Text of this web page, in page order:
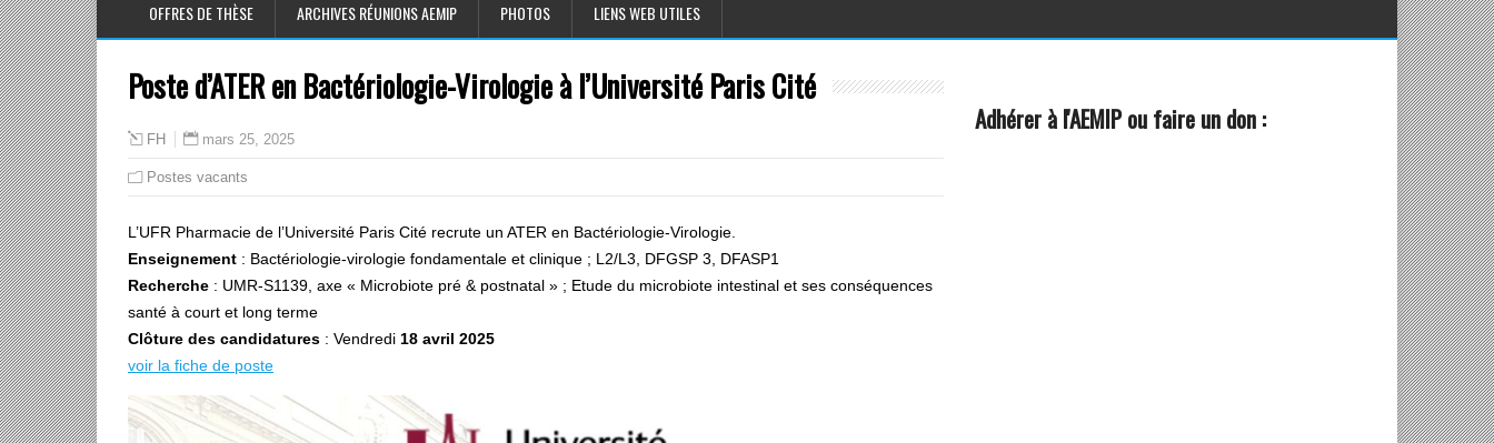
OFFRES DE THÈSE ARCHIVES RÉUNIONS AEMIP PHOTOS LIENS WEB UTILES
Poste d’ATER en Bactériologie-Virologie à l’Université Paris Cité
FH mars 25, 2025
Postes vacants
L’UFR Pharmacie de l’Université Paris Cité recrute un ATER en Bactériologie-Virologie.
Enseignement : Bactériologie-virologie fondamentale et clinique ; L2/L3, DFGSP 3, DFASP1
Recherche : UMR-S1139, axe « Microbiote pré & postnatal » ; Etude du microbiote intestinal et ses conséquences
santé à court et long terme
Clôture des candidatures : Vendredi 18 avril 2025
voir la fiche de poste
Adhérer à l'AEMIP ou faire un don :